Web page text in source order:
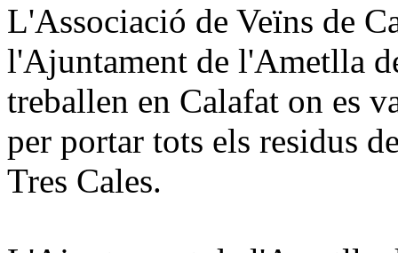
L'Associació de Veïns de
l'Ajuntament de l'Ametlla
treballen en Calafat on es
per portar tots els residus
Tres Cales.